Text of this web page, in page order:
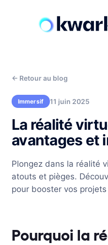
← Retour au blog
Immersif 11 juin 2025
La réalité
avantages et
Plongez dans la réalité
atouts et pièges.
pour booster vos projets
Pourquoi la